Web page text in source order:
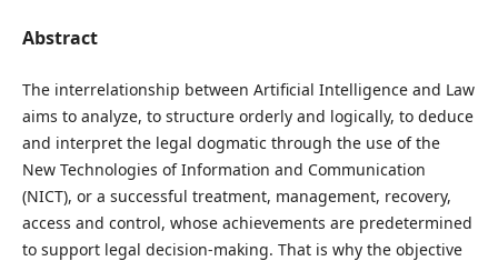
Abstract
The interrelationship between Artificial Intelligence and Law
aims to analyze, to structure orderly and logically, to deduce
and interpret the legal dogmatic through the use of the
New Technologies of Information and Communication
(NICT), or a successful treatment, management, recovery,
access and control, whose achievements are predetermined
to support legal decision-making. That is why the objective